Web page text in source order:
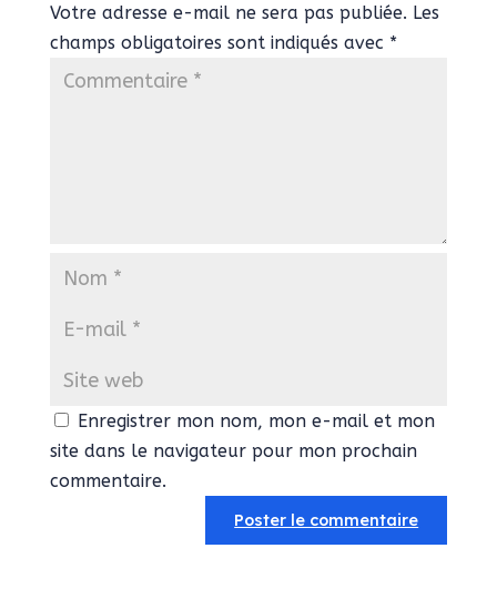
Votre adresse e-mail ne sera pas publiée. Les
champs obligatoires sont indiqués avec *
Enregistrer mon nom, mon e-mail et mon
site dans le navigateur pour mon prochain
commentaire.